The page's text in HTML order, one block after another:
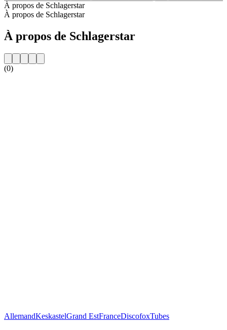
À propos de Schlagerstar
À propos de Schlagerstar
À propos de Schlagerstar
(0)
AllemandKeskastelGrand EstFranceDiscofoxTubes